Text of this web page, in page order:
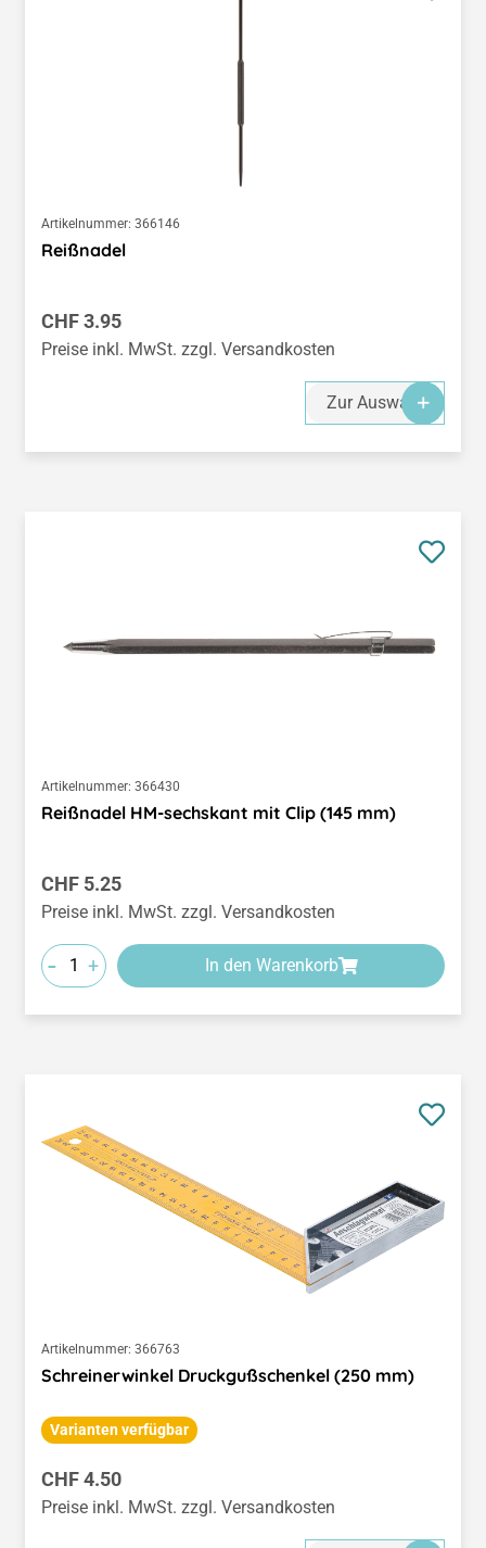
Artikelnummer: 366146
Reißnadel
Regulärer Preis:
CHF 3.95
Preise inkl. MwSt. zzgl. Versandkosten
Zur Auswahl
Artikelnummer: 366430
Reißnadel HM-sechskant mit Clip (145 mm)
Regulärer Preis:
CHF 5.25
Preise inkl. MwSt. zzgl. Versandkosten
- + In den Warenkorb
Artikelnummer: 366763
Schreinerwinkel Druckgußschenkel (250 mm)
Varianten verfügbar
Regulärer Preis:
CHF 4.50
Preise inkl. MwSt. zzgl. Versandkosten